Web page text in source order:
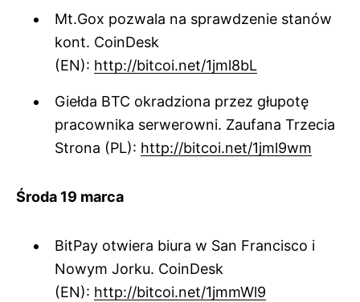
Mt.Gox pozwala na sprawdzenie stanów
kont. CoinDesk
(EN): http://bitcoi.net/1jml8bL
Giełda BTC okradziona przez głupotę
pracownika serwerowni. Zaufana Trzecia
Strona (PL): http://bitcoi.net/1jml9wm
Środa 19 marca
BitPay otwiera biura w San Francisco i
Nowym Jorku. CoinDesk
(EN): http://bitcoi.net/1jmmWl9